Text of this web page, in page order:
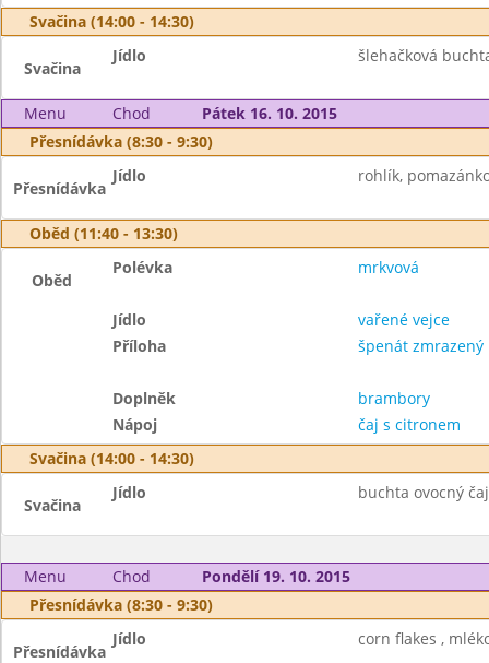
Svačina (14:00 - 14:30)
Svačina
Jídlo šlehačková
Menu Chod
Pátek 16. 10. 2015
Přesnídávka (8:30 - 9:30)
Přesnídávka
Jídlo rohlík,
Oběd (11:40 - 13:30)
Oběd
Polévka mrkvová
Jídlo
vařené vejce
Příloha
špenát zmrazený
Doplněk
brambory
Nápoj
čaj s citronem
Svačina (14:00 - 14:30)
Svačina
Jídlo buchta ovocný
Menu Chod
Pondělí 19. 10. 2015
Přesnídávka (8:30 - 9:30)
Přesnídávka
Jídlo corn flakes ,